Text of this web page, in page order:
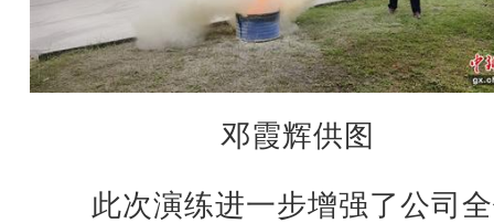
邓霞辉供图
此次演练进一步增强了公司